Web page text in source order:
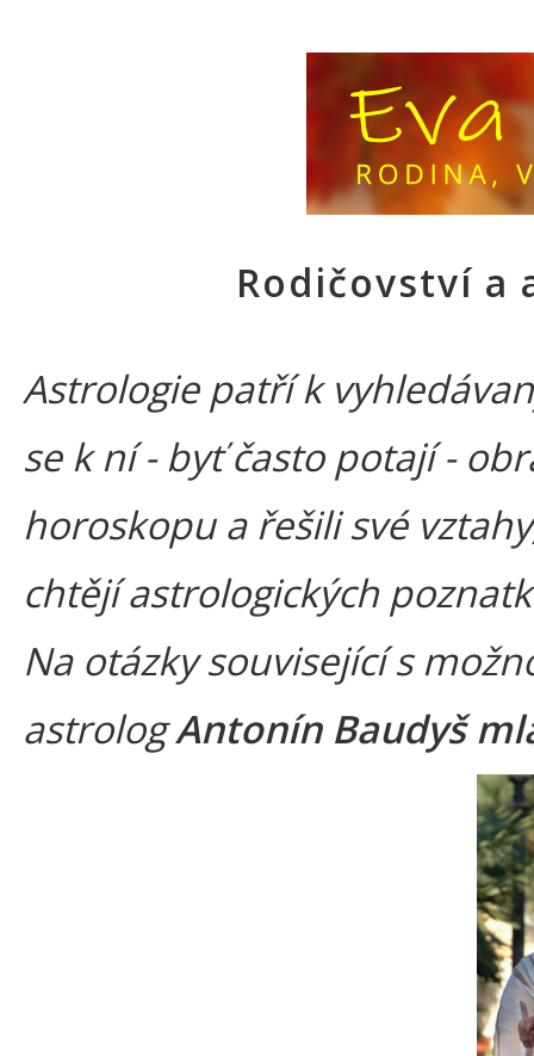
Rodičovství
Astrologie patří k
se k ní - byť často potají -
horoskopu a řešili své
chtějí astrologických
Na otázky související s
astrologAntonín Baudyš